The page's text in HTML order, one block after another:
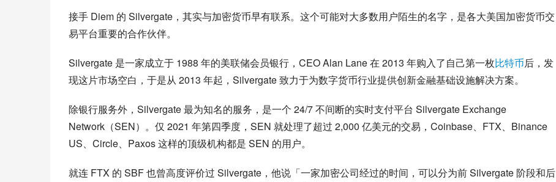
接手 Diem 的 Silvergate，其实与加密货币早有联系。这个可能对大多数用户陌生的名字，是各大美国加密货币交
易平台重要的合作伙伴。
Silvergate 是一家成立于 1988 年的美联储会员银行，CEO Alan Lane 在 2013 年购入了自己第一枚比特币后，发
现这片市场空白，于是从 2013 年起，Silvergate 致力于为数字货币行业提供创新金融基础设施解决方案。
除银行服务外，Silvergate 最为知名的服务，是一个 24/7 不间断的实时支付平台 Silvergate Exchange
Network（SEN）。仅 2021 年第四季度，SEN 就处理了超过 2,000 亿美元的交易，Coinbase、FTX、Binance
US、Circle、Paxos 这样的顶级机构都是 SEN 的用户。
就连 FTX 的 SBF 也曾高度评价过 Silvergate，他说「一家加密公司经过的时间，可以分为前 Silvergate 阶段和后